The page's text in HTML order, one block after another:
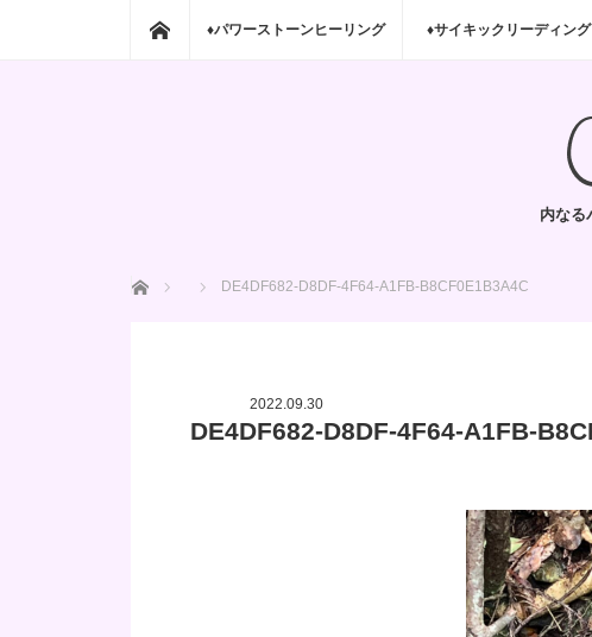
ホーム
♦パワーストーンヒーリング ♦サイキックリーディング
内なる
ホーム DE4DF682-D8DF-4F64-A1FB-B8CF0E1B3A4C
2022.09.30
DE4DF682-D8DF-4F64-A1FB-